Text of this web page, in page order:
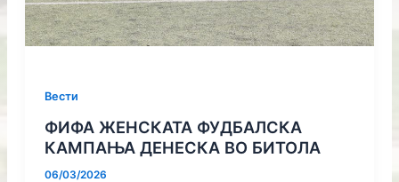
Вести
ФИФА ЖЕНСКАТА ФУДБАЛСКА
КАМПАЊА ДЕНЕСКА ВО БИТОЛА
06/03/2026